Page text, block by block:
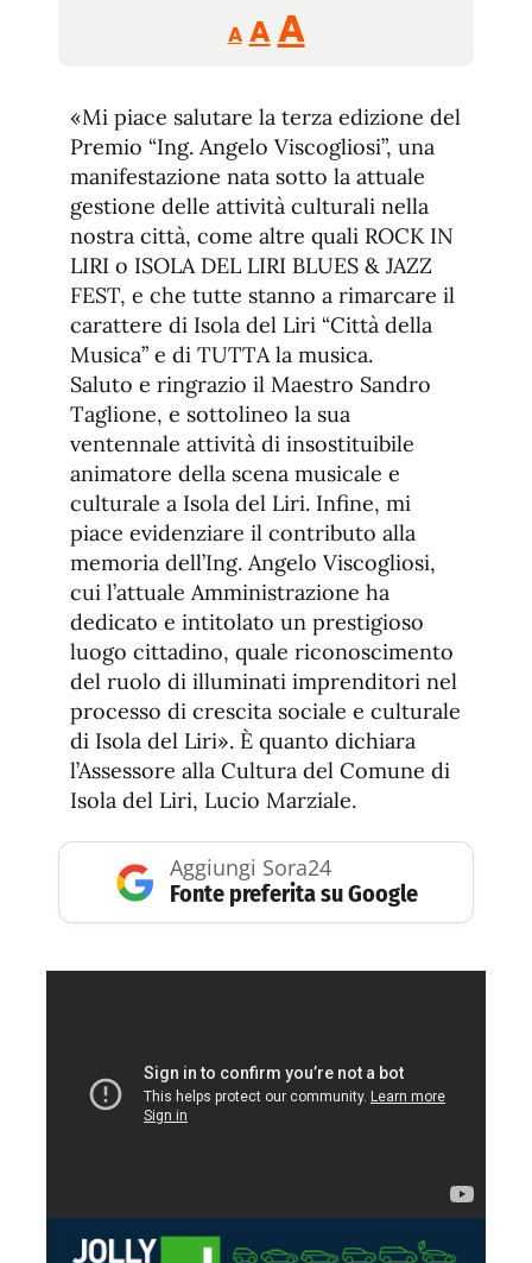
A
Reducir
tamaño
A Restablecer
de
fuente
AAumentar
de
fuente.
«Mi piace salutare la terza edizione del
Premio “Ing. Angelo Viscogliosi”, una
manifestazione nata sotto la attuale
gestione delle attività culturali nella
nostra città, come altre quali ROCK IN
LIRI o ISOLA DEL LIRI BLUES & JAZZ
FEST, e che tutte stanno a rimarcare il
carattere di Isola del Liri “Città della
Musica” e di TUTTA la musica.
Saluto e ringrazio il Maestro Sandro
Taglione, e sottolineo la sua
ventennale attività di insostituibile
animatore della scena musicale e
culturale a Isola del Liri. Infine, mi
piace evidenziare il contributo alla
memoria dell’Ing. Angelo Viscogliosi,
cui l’attuale Amministrazione ha
dedicato e intitolato un prestigioso
luogo cittadino, quale riconoscimento
del ruolo di illuminati imprenditori nel
processo di crescita sociale e culturale
di Isola del Liri». È quanto dichiara
l’Assessore alla Cultura del Comune di
Isola del Liri, Lucio Marziale.
Aggiungi Sora24
Fonte preferita su Google